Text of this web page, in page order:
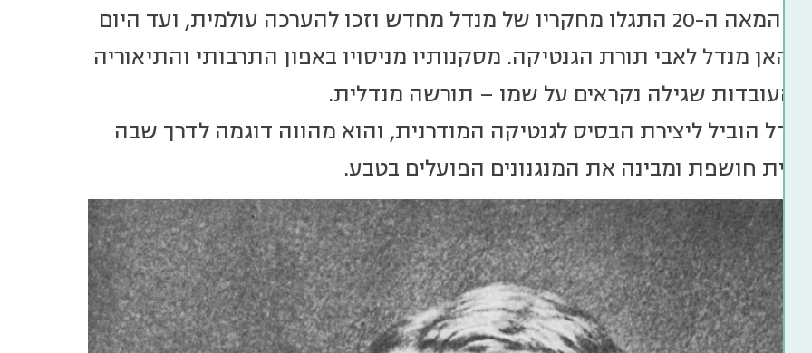
ראוי. בתחילת המאה ה-20 התגלו מחקריו של מנדל מחדש וזכו להערכה עולמית, ועד היום
יוהאן מנדל לאבי תורת הגנטיקה. מסקנותיו מניסויו באפון התרבותי והתיאוריה
העובדות שגילה נקראים על שמו – תורשה מנדלית.
הוביל ליצירת הבסיס לגנטיקה המודרנית, והוא מהווה דוגמה לדרך שבה
חושפת ומבינה את המנגנונים הפועלים בטבע.